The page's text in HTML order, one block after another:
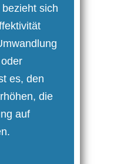
sich
es, den
die
auf